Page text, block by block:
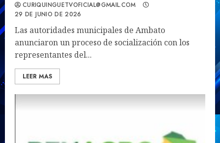
CURIQUINGUETVOFICIAL@GMAIL.COM
29 DE JUNIO DE 2026
Las autoridades municipales de Ambato
anunciaron un proceso de socialización con los
representantes del...
LEER MAS